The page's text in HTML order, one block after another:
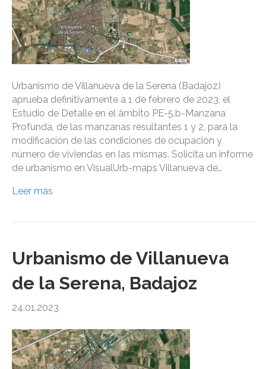
Urbanismo de Villanueva de la Serena (Badajoz)
aprueba definitivamente a 1 de febrero de 2023, el
Estudio de Detalle en el ámbito PE-5.b-Manzana
Profunda, de las manzanas resultantes 1 y 2, para la
modificación de las condiciones de ocupación y
número de viviendas en las mismas. Solicita un informe
de urbanismo en VisualUrb-maps Villanueva de…
Leer más
Urbanismo de Villanueva
de la Serena, Badajoz
24.01.2023